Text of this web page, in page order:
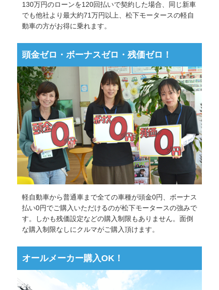
130万円のローンを120回払いで契約した場合、同じ新車
でも他社より最大約71万円以上、松下モータースの軽自
動車の方がお得に乗れます。
頭金ゼロ・ボーナスゼロ・残価ゼロ！
軽自動車から普通車まで全ての車種が頭金0円、ボーナス
払い0円でご購入いただけるのが松下モータースの強みで
す。しかも残価設定などの購入制限もありません。面倒
な購入制限なしにクルマがご購入頂けます。
オールメーカー購入OK！